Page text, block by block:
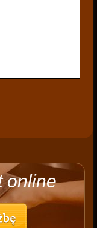
online